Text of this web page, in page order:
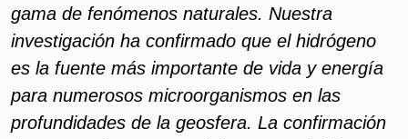
gama de fenómenos naturales. Nuestra
investigación ha confirmado que el hidrógeno
es la fuente más importante de vida y energía
para numerosos microorganismos en las
profundidades de la geosfera. La confirmación